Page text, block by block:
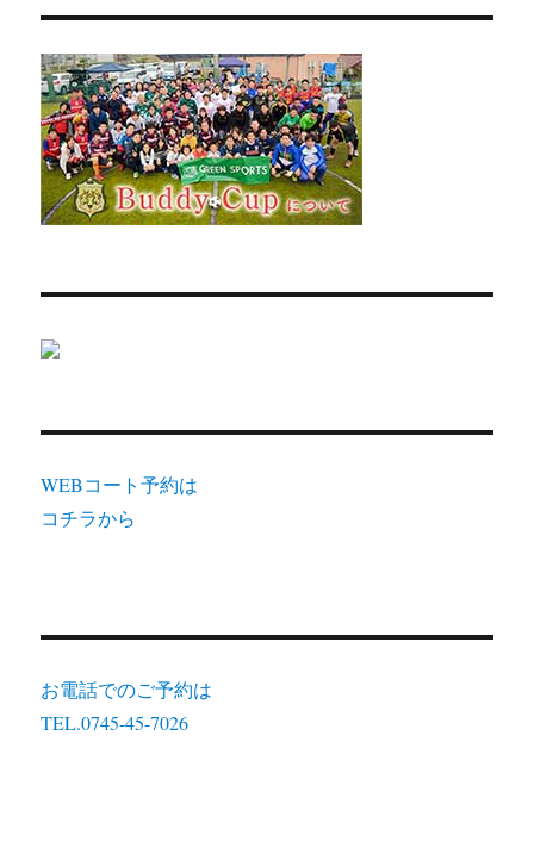
WEBコート予約は
コチラから
お電話でのご予約は
TEL.0745-45-7026